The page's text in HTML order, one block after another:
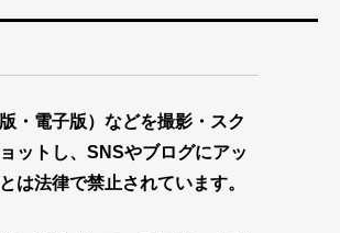
・電子版）などを撮影・スク
ットし、SNSやブログにアッ
は法律で禁止されています。